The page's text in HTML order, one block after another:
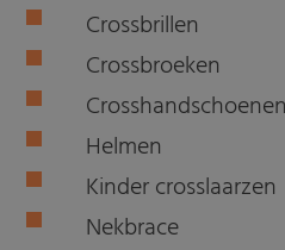
Crossbrillen
Crossbroeken
Crosshandschoenen
Helmen
Kinder crosslaarzen
Nekbrace